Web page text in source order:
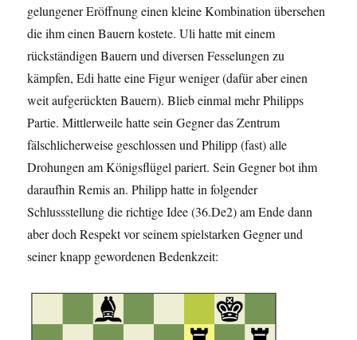
gelungener Eröffnung einen kleine Kombination übersehen
die ihm einen Bauern kostete. Uli hatte mit einem
rückständigen Bauern und diversen Fesselungen zu
kämpfen, Edi hatte eine Figur weniger (dafür aber einen
weit aufgerückten Bauern). Blieb einmal mehr Philipps
Partie. Mittlerweile hatte sein Gegner das Zentrum
fälschlicherweise geschlossen und Philipp (fast) alle
Drohungen am Königsflügel pariert. Sein Gegner bot ihm
daraufhin Remis an. Philipp hatte in folgender
Schlussstellung die richtige Idee (36.De2) am Ende dann
aber doch Respekt vor seinem spielstarken Gegner und
seiner knapp gewordenen Bedenkzeit: